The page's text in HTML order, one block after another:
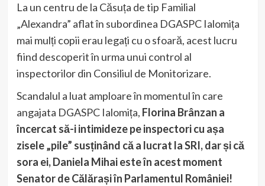
La un centru de la Căsuța de tip Familial
„Alexandra” aflat în subordinea DGASPC Ialomița
mai mulți copii erau legați cu o sfoară, acest lucru
fiind descoperit în urma unui control al
inspectorilor din Consiliul de Monitorizare.
Scandalul a luat amploare în momentul în care
angajata DGASPC Ialomița, Florina Brânzan a
încercat să-i intimideze pe inspectori cu așa
zisele „pile” susținând că a lucrat la SRI, dar și că
sora ei, Daniela Mihai este în acest moment
Senator de Călărași în Parlamentul României!